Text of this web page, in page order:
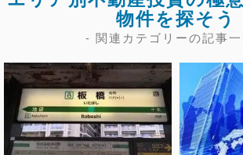
物件を探そう
- 関連カテゴリーの記事